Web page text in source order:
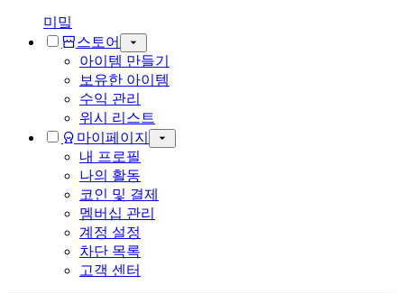
미밐
스토어
아이템 만들기
보유한 아이템
수익 관리
위시 리스트
마이페이지
내 프로필
나의 활동
코인 및 결제
멤버십 관리
계정 설정
차단 목록
고객 센터